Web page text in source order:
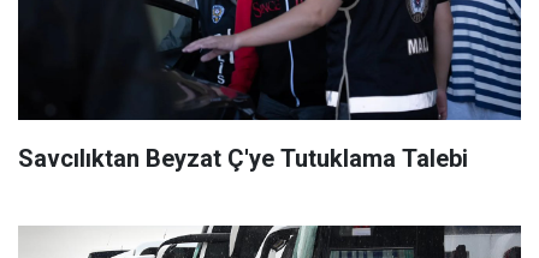
Savcılıktan Beyzat Ç'ye Tutuklama Talebi